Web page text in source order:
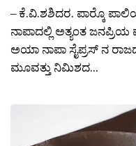
– ಕೆ.ವಿ.ಶಶಿದರ. ಪಾರ‍್ಕೊ
ನಾಪಾದಲ್ಲಿ ಅತ್ಯಂತ
ಅಯಾ ನಾಪಾ ಸೈಪ್ರಸ್ ನ
ಮೂವತ್ತು ನಿಮಿಶದ...